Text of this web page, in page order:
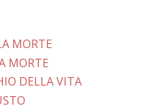
MORTE
MORTE
DELLA VITA